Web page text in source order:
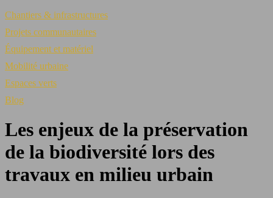
Chantiers & infrastructures
Projets communautaires
Équipement et matériel
Mobilité urbaine
Espaces verts
Blog
Les enjeux de la préservation
de la biodiversité lors des
travaux en milieu urbain